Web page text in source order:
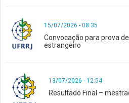
15/07/2026 - 08:35
Convocação para prova
estrangeiro
13/07/2026 - 12:54
Resultado Final –